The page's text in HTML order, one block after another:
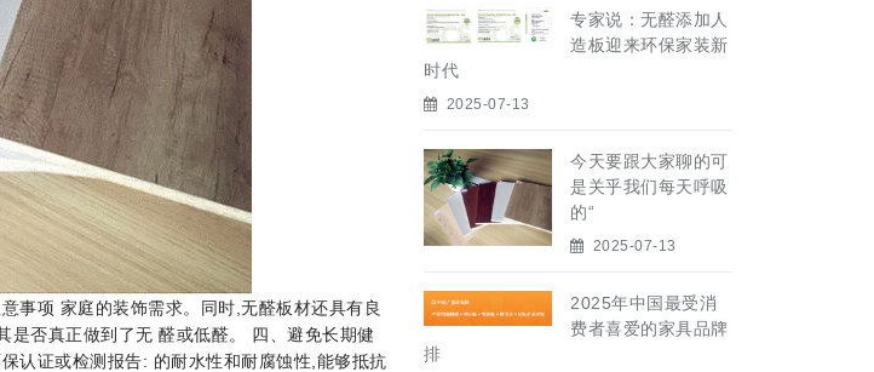
项 家庭的装饰需求。同时,无醛板材还具有良
否真正做到了无 醛或低醛。 四、避免长期健
认证或检测报告: 的耐水性和耐腐蚀性,能够抵抗
专家说：无醛添加人
造板迎来环保家装新
时代
2025-07-13
今天要跟大家聊的可
是关乎我们每天呼吸
的“
2025-07-13
2025年中国最受消
费者喜爱的家具品牌
排